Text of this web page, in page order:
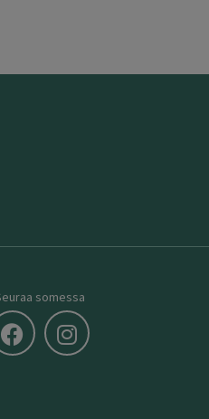
somessa